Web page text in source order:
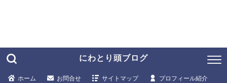
にわとり頭ブログ
ホーム お問合せ サイトマップ プロフィール紹介